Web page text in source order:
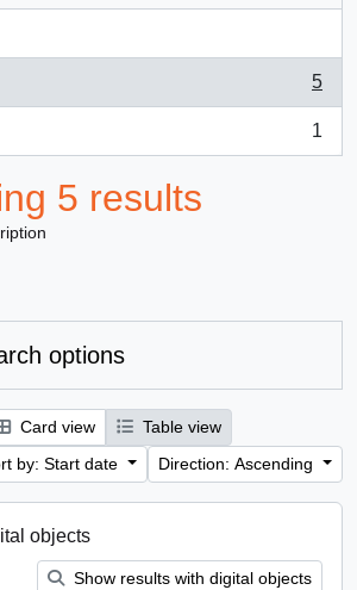
5
1
5 results
options
Card view
Table view
by: Start date
Direction: Ascending
objects
Show results with digital objects